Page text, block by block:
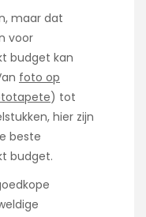
maar dat
voor
budget kan
foto op
) tot
hier zijn
beste
budget.